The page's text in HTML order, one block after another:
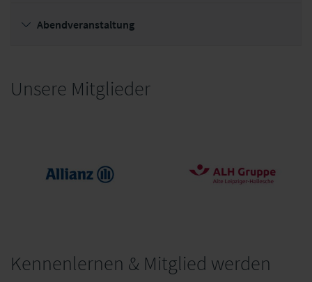
Abendveranstaltung
Unsere Mitglieder
Kennenlernen & Mitglied werden